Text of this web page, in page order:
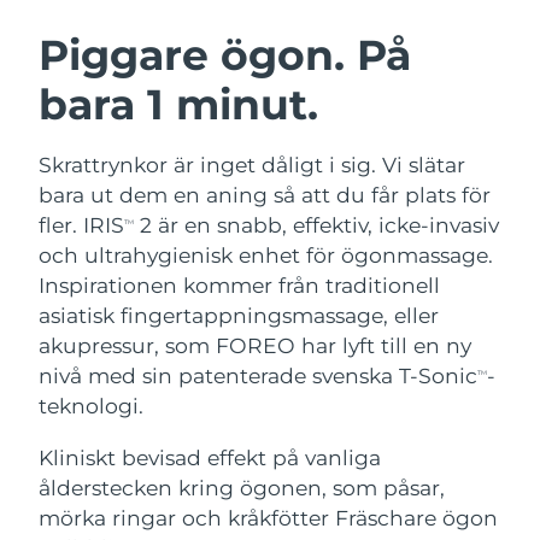
Piggare ögon. På
bara 1 minut.
Skrattrynkor är inget dåligt i sig. Vi slätar
bara ut dem en aning så att du får plats för
fler. IRISTM
2 är en snabb, effektiv, icke-invasiv
och ultrahygienisk enhet för ögonmassage.
Inspirationen kommer från traditionell
asiatisk fingertappningsmassage, eller
akupressur, som FOREO har lyft till en ny
nivå med sin patenterade svenska T-SonicTM-
teknologi.
Kliniskt bevisad effekt på vanliga
ålderstecken kring ögonen, som påsar,
mörka ringar och kråkfötter Fräschare ögon
LUNA™ 4-paket
Anti-aging massage
LUNA™ 4 Plus
Massage, LED heating
For men, anti-aging massage
BEAR™ 2-paket
Microcurrent toning
BEAR™ 2 go
Microcurrent toning on-the-go
Microcurrent line smoothing device
Återfuktning
UFO™ 3-paket
Deep facial hydration
UFO™ 3 LED
Near-infrared and red light therapy
device
Munvård
issa™ 4
Hybrid silicone sonic toothbrush
issa™ 4 plus
Smart hybrid silicone sonic toothbrush
FAQ™ ANTI-AGING-BEHANDLING
Anti-aging LED-behandlingar
Österrike Förväntad leverans
Bahrain Förväntad leverans
Belgien
Bermuda Förväntad leverans8/16/26
Bosnien och
Hercegovina
Förväntad leverans
Brunei Förväntad leverans 8/15/26
Bulgarien
Kanada Förväntad leverans
Chile Förväntad leverans 8/14/26